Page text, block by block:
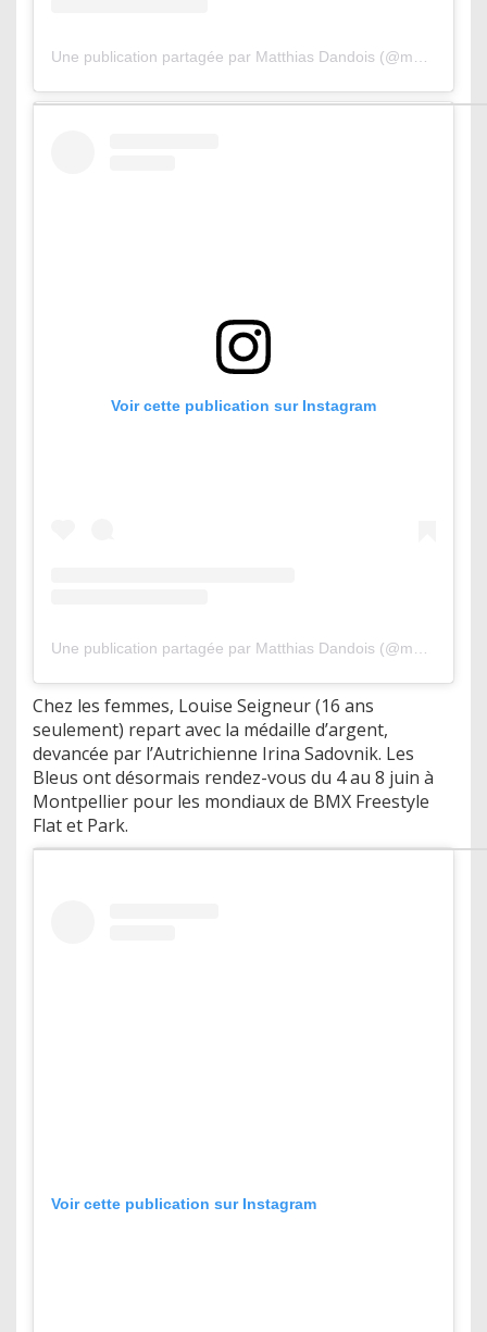
Voir cette publication sur Instagram
Chez les femmes, Louise Seigneur (16 ans
seulement) repart avec la médaille d’argent,
devancée par l’Autrichienne Irina Sadovnik. Les
Bleus ont désormais rendez-vous du 4 au 8 juin à
Montpellier pour les mondiaux de BMX Freestyle
Flat et Park.
Voir cette publication sur Instagram